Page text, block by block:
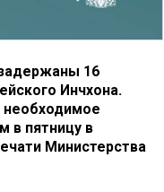
16
Инчхона.
необходимое
в пятницу в
Министерства